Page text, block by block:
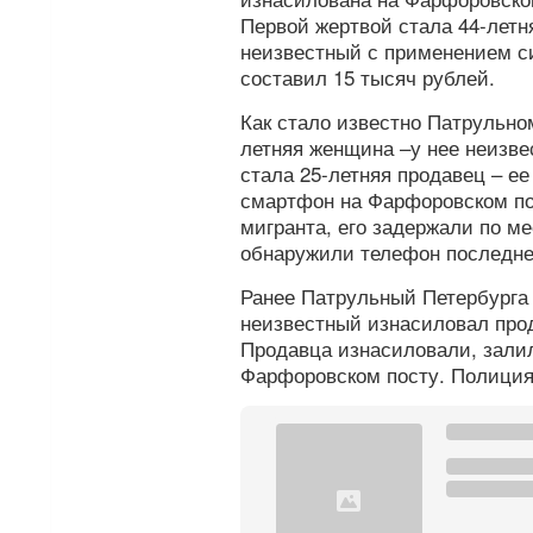
Первой жертвой стала 44-
неизвестный с применением
составил 15 тысяч рублей.
Как стало известно
летняя женщина –у нее
стала 25-летняя продавец –
смартфон на Фарфоровском
мигранта, его задержали по
обнаружили телефон
Ранее Патрульный Петербурга
неизвестный изнасиловал
Продавца изнасиловали,
Фарфоровском посту.